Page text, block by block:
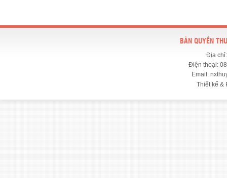
BẢN QUYỀN
Địa
Điện thoại:
Email:
Thiết kế &